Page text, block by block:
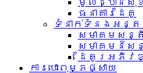
មូលដ្ឋានសុខ
ធនាគារដៃគូ
ទំនាក់​ទំនង​អន្ត
សមាគមស
សមាគមន៍ស
ដៃគូរអភិវ
ការបោះពុម្ភផ្សាយ